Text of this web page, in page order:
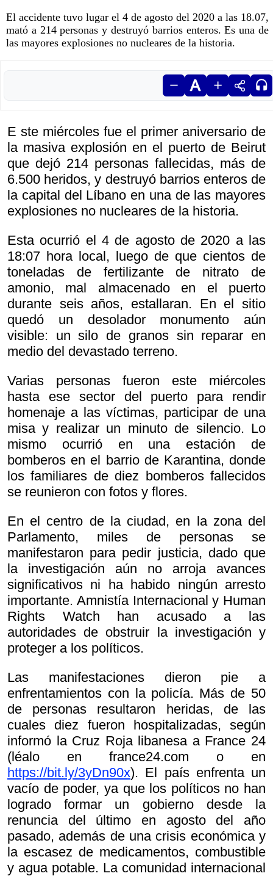
El accidente tuvo lugar el 4 de agosto del 2020 a las 18.07,
mató a 214 personas y destruyó barrios enteros. Es una de
las mayores explosiones no nucleares de la historia.
E ste miércoles fue el primer aniversario de
la masiva explosión en el puerto de Beirut
que dejó 214 personas fallecidas, más de
6.500 heridos, y destruyó barrios enteros de
la capital del Líbano en una de las mayores
explosiones no nucleares de la historia.
Esta ocurrió el 4 de agosto de 2020 a las
18:07 hora local, luego de que cientos de
toneladas de fertilizante de nitrato de
amonio, mal almacenado en el puerto
durante seis años, estallaran. En el sitio
quedó un desolador monumento aún
visible: un silo de granos sin reparar en
medio del devastado terreno.
Varias personas fueron este miércoles
hasta ese sector del puerto para rendir
homenaje a las víctimas, participar de una
misa y realizar un minuto de silencio. Lo
mismo ocurrió en una estación de
bomberos en el barrio de Karantina, donde
los familiares de diez bomberos fallecidos
se reunieron con fotos y flores.
En el centro de la ciudad, en la zona del
Parlamento, miles de personas se
manifestaron para pedir justicia, dado que
la investigación aún no arroja avances
significativos ni ha habido ningún arresto
importante. Amnistía Internacional y Human
Rights Watch han acusado a las
autoridades de obstruir la investigación y
proteger a los políticos.
Las manifestaciones dieron pie a
enfrentamientos con la policía. Más de 50
de personas resultaron heridas, de las
cuales diez fueron hospitalizadas, según
informó la Cruz Roja libanesa a France 24
(léalo en france24.com o en
https://bit.ly/3yDn90x). El país enfrenta un
vacío de poder, ya que los políticos no han
logrado formar un gobierno desde la
renuncia del último en agosto del año
pasado, además de una crisis económica y
la escasez de medicamentos, combustible
y agua potable. La comunidad internacional